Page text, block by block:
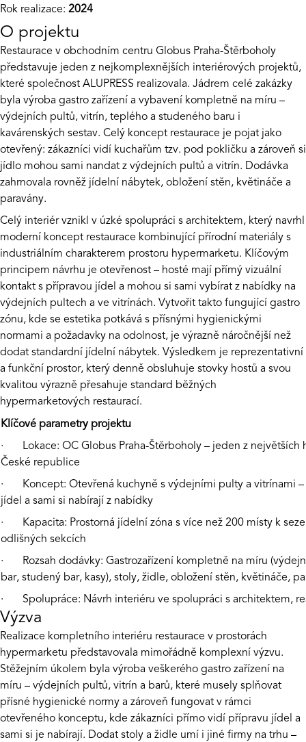
Rok realizace: 2024
O projektu
Restaurace v obchodním centru Globus Praha-Štěrboholy
představuje jeden z nejkomplexnějších interiérových projektů,
které společnost ALUPRESS realizovala. Jádrem celé zakázky
byla výroba gastro zařízení a vybavení kompletně na míru –
výdejních pultů, vitrín, teplého a studeného baru i
kavárenských sestav. Celý koncept restaurace je pojat jako
otevřený: zákazníci vidí kuchařům tzv. pod pokličku a zároveň si
jídlo mohou sami nandat z výdejních pultů a vitrín. Dodávka
zahrnovala rovněž jídelní nábytek, obložení stěn, květináče a
paravány.
Celý interiér vznikl v úzké spolupráci s architektem, který navrhl
moderní koncept restaurace kombinující přírodní materiály s
industriálním charakterem prostoru hypermarketu. Klíčovým
principem návrhu je otevřenost – hosté mají přímý vizuální
kontakt s přípravou jídel a mohou si sami vybírat z nabídky na
výdejních pultech a ve vitrínách. Vytvořit takto fungující gastro
zónu, kde se estetika potkává s přísnými hygienickými
normami a požadavky na odolnost, je výrazně náročnější než
dodat standardní jídelní nábytek. Výsledkem je reprezentativní
a funkční prostor, který denně obsluhuje stovky hostů a svou
kvalitou výrazně přesahuje standard běžných
hypermarketových restaurací.
Klíčové parametry projektu
· Lokace: OC Globus Praha-Štěrboholy – jeden z největších
České republice
· Koncept: Otevřená kuchyně s výdejními pulty a vitrínami –
jídel a sami si nabírají z nabídky
· Kapacita: Prostorná jídelní zóna s více než 200 místy k
odlišných sekcích
· Rozsah dodávky: Gastrozařízení kompletně na míru
bar, studený bar, kasy), stoly, židle, obložení stěn, květináče,
· Spolupráce: Návrh interiéru ve spolupráci s architektem,
Výzva
Realizace kompletního interiéru restaurace v prostorách
hypermarketu představovala mimořádně komplexní výzvu.
Stěžejním úkolem byla výroba veškerého gastro zařízení na
míru – výdejních pultů, vitrín a barů, které musely splňovat
přísné hygienické normy a zároveň fungovat v rámci
otevřeného konceptu, kde zákazníci přímo vidí přípravu jídel a
sami si je nabírají. Dodat stoly a židle umí i jiné firmy na trhu –